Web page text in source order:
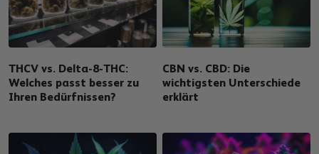
THCV vs. Delta-8-THC:
Welches passt besser zu
Ihren Bedürfnissen?
CBN vs. CBD: Die
wichtigsten Unterschiede
erklärt